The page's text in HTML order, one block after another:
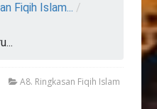
Fiqih Islam... /
A8. Ringkasan Fiqih Islam